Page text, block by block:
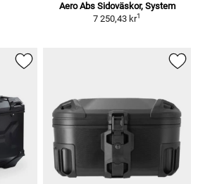
Aero Abs Sidoväskor, System
7 250,43 kr1